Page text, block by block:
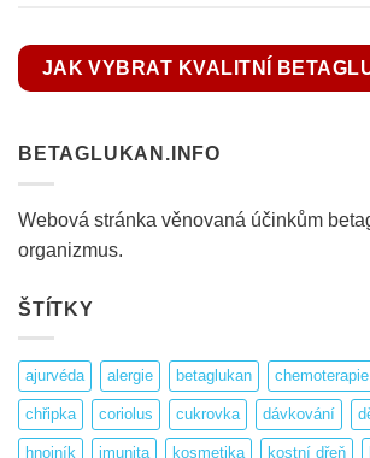
JAK VYBRAT KVALITNÍ
BETAGLUKAN.INFO
Webová stránka věnovaná účinkům
organizmus.
ŠTÍTKY
ajurvéda alergie betaglukan chemoterapie
chřipka coriolus cukrovka dávkování
hnojník imunita kosmetika kostní dřeň